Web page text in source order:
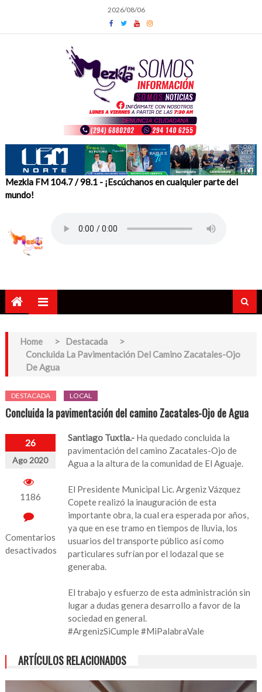
content
2026/08/06
Mezkla FM 104.7 / 98.1 - ¡Escúchanos en cualquier parte del
mundo!
Home > Destacada
>
Concluida La Pavimentación Del Camino Zacatales-Ojo
De Agua
DESTACADA LOCAL
Concluida la pavimentación del camino Zacatales-Ojo de Agua
26
Ago 2020
1186
Comentarios
desactivados
Ojo
de
Santiago Tuxtla.- Ha quedado concluida la
pavimentación del camino Zacatales-Ojo de
Agua a la altura de la comunidad de El Aguaje.
El Presidente Municipal Lic. Argeniz Vázquez
Copete realizó la inauguración de esta
importante obra, la cual era esperada por años,
ya que en ese tramo en tiempos de lluvia, los
usuarios del transporte público así como
particulares sufrían por el lodazal que se
generaba.
El trabajo y esfuerzo de esta administración sin
lugar a dudas genera desarrollo a favor de la
sociedad en general.
#ArgenizSiCumple#MiPalabraVale
ARTÍCULOS RELACIONADOS